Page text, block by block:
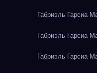
Габриэль Гарсиа
Габриэль Гарсиа
Габриэль Гарсиа